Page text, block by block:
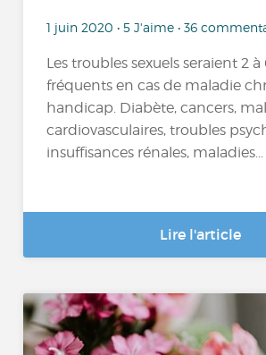
1 juin 2020 • 5 J'aime • 36
Les troubles sexuels seraient 2
fréquents en cas de maladie
handicap. Diabète, cancers,
cardiovasculaires, troubles
insuffisances rénales, maladies...
Lire l'article